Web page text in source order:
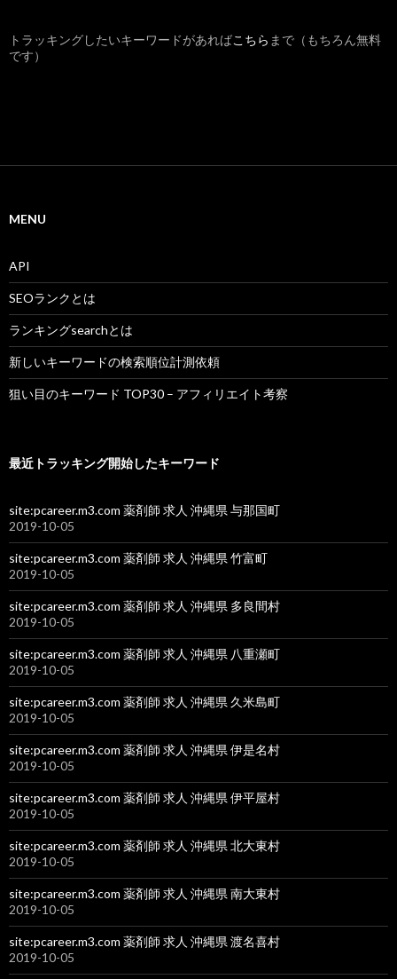
トラッキングしたいキーワードがあればこちら まで（もちろん無料
です）
MENU
API
SEOランクとは
ランキングsearchとは
新しいキーワードの検索順位計測依頼
狙い目のキーワード TOP30 – アフィリエイト考察
最近トラッキング開始したキーワード
site:pcareer.m3.com 薬剤師 求人 沖縄県 与那国町
2019-10-05
site:pcareer.m3.com 薬剤師 求人 沖縄県 竹富町
2019-10-05
site:pcareer.m3.com 薬剤師 求人 沖縄県 多良間村
2019-10-05
site:pcareer.m3.com 薬剤師 求人 沖縄県 八重瀬町
2019-10-05
site:pcareer.m3.com 薬剤師 求人 沖縄県 久米島町
2019-10-05
site:pcareer.m3.com 薬剤師 求人 沖縄県 伊是名村
2019-10-05
site:pcareer.m3.com 薬剤師 求人 沖縄県 伊平屋村
2019-10-05
site:pcareer.m3.com 薬剤師 求人 沖縄県 北大東村
2019-10-05
site:pcareer.m3.com 薬剤師 求人 沖縄県 南大東村
2019-10-05
site:pcareer.m3.com 薬剤師 求人 沖縄県 渡名喜村
2019-10-05